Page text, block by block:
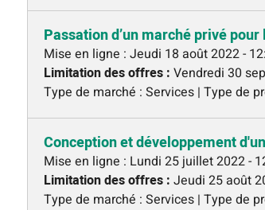
Passation d’un marché privé
Mise en ligne : Jeudi 18 août 2022 -
Limitation des offres : Vendredi 30
Type de marché : Services | Type de
Conception et développement
Mise en ligne : Lundi 25 juillet 2022 -
Limitation des offres : Jeudi 25 août
Type de marché : Services | Type de